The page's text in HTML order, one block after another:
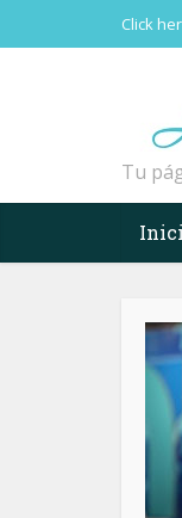
Click
Tu